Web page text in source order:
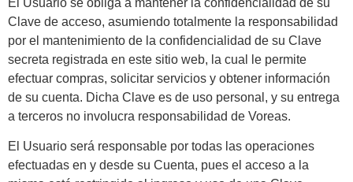
Clave de acceso, asumiendo totalmente la responsabilidad
por el mantenimiento de la confidencialidad de su Clave
secreta registrada en este sitio web, la cual le permite
efectuar compras, solicitar servicios y obtener información
de su cuenta. Dicha Clave es de uso personal, y su entrega
a terceros no involucra responsabilidad de Voreas.
El Usuario será responsable por todas las operaciones
efectuadas en y desde su Cuenta, pues el acceso a la